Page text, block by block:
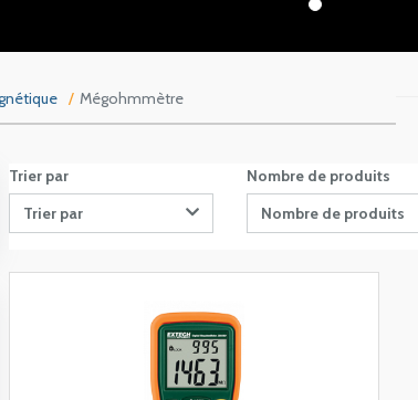
Mégohmmètre
Trier par
Trier par
Nombre de produits
Nombre de produits